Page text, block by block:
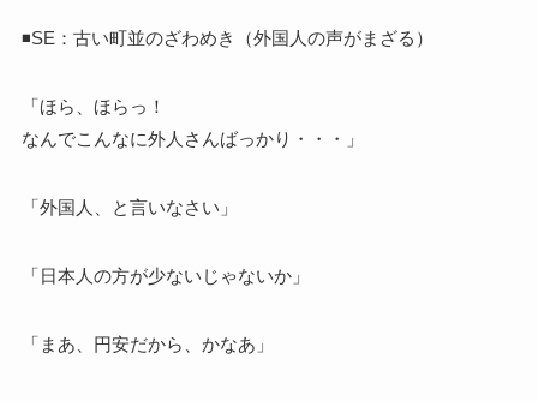
◾️SE：古い町並のざわめき（外国人の声がまざる）
「ほら、ほらっ！
なんでこんなに外人さんばっかり・・・」
「外国人、と言いなさい」
「日本人の方が少ないじゃないか」
「まあ、円安だから、かなあ」